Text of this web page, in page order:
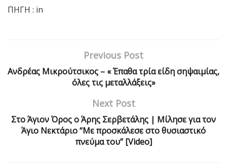
ΠΗΓΗ : in
Previous Post
Ανδρέας Μικρούτσικος – « Έπαθα τρία είδη σηψαιμίας,
όλες τις μεταλλάξεις»
Next Post
Στο Άγιον Όρος ο Άρης Σερβετάλης | Μίλησε για τον
Άγιο Νεκτάριο “Με προσκάλεσε στο θυσιαστικό
πνεύμα του” [Video]